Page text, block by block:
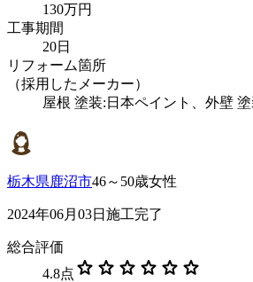
130万円
工事期間
20日
リフォーム箇所
（採用したメーカー）
屋根 塗装:日本ペイント、外壁
栃木県鹿沼市46～50歳女性
2024年06月03日施工完了
総合評価
4.8点 star star star star star star